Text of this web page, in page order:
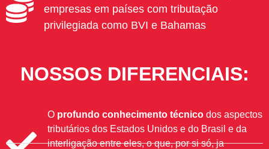
empresas em países com tributação
privilegiada como BVI e Bahamas
NOSSOS DIFERENCIAIS:
O profundo conhecimento técnicodos aspectos
tributários dos Estados Unidos e do Brasil e da
interligação entre eles, o que, por si só, ja